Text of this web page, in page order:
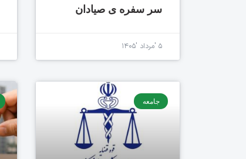
سر سفره ی صیادان
۵ 'مرداد '۱۴۰۵
جامعه